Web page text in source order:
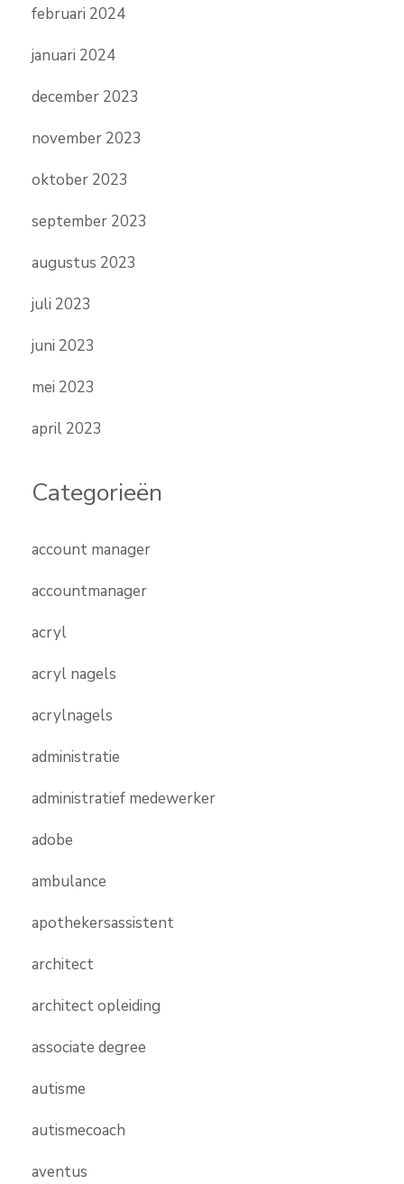
februari 2024
januari 2024
december 2023
november 2023
oktober 2023
september 2023
augustus 2023
juli 2023
juni 2023
mei 2023
april 2023
Categorieën
account manager
accountmanager
acryl
acryl nagels
acrylnagels
administratie
administratief medewerker
adobe
ambulance
apothekersassistent
architect
architect opleiding
associate degree
autisme
autismecoach
aventus